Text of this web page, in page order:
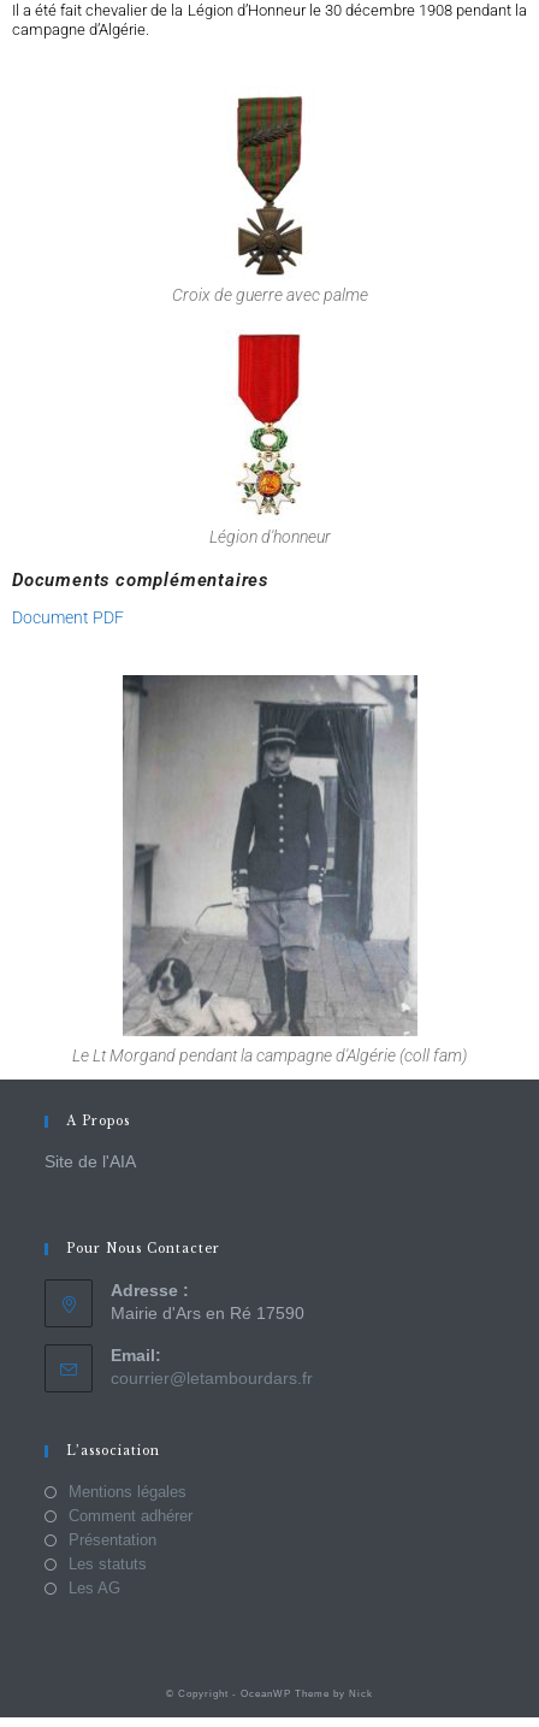
Il a été fait chevalier de la Légion d’Honneur le 30 décembre 1908 pendant la
campagne d’Algérie.
Croix de guerre avec palme
Légion d'honneur
Documents complémentaires
Document PDF
Le Lt Morgand pendant la campagne d'Algérie (coll fam)
A Propos
Site de l'AIA
Pour Nous Contacter
Adresse :
Mairie d'Ars en Ré 17590
Email:
courrier@letambourdars.fr
L’association
Mentions légales
Comment adhérer
Présentation
Les statuts
Les AG
© Copyright - OceanWP Theme by Nick